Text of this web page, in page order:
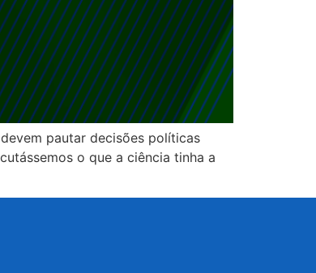
pautar decisões políticas
o que a ciência tinha a